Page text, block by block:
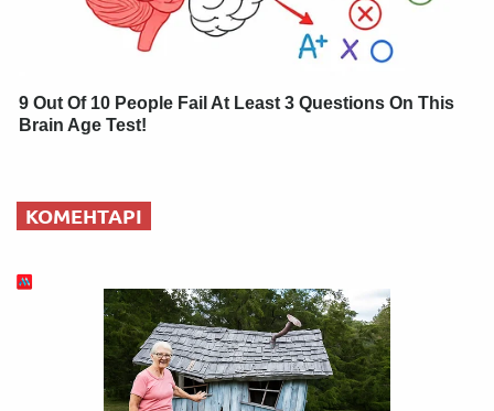
9 Out Of 10 People Fail At Least 3 Questions On This
Brain Age Test!
КОМЕНТАРІ